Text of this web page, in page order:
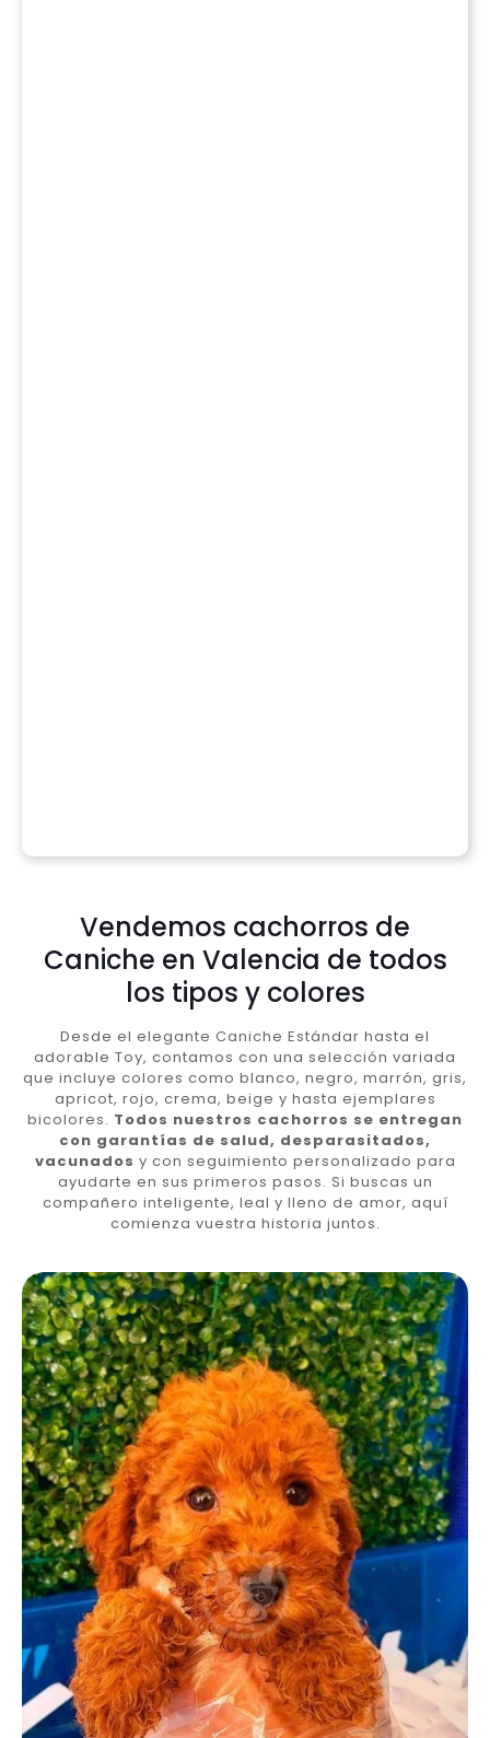
Vendemos cachorros de
Caniche en Valencia de todos
los tipos y colores
Desde el elegante Caniche Estándar hasta el
adorable Toy, contamos con una selección variada
que incluye colores como blanco, negro, marrón, gris,
apricot, rojo, crema, beige y hasta ejemplares
bicolores. Todos nuestros cachorros se entregan
con garantías de salud, desparasitados,
vacunados y con seguimiento personalizado para
ayudarte en sus primeros pasos. Si buscas un
compañero inteligente, leal y lleno de amor, aquí
comienza vuestra historia juntos.